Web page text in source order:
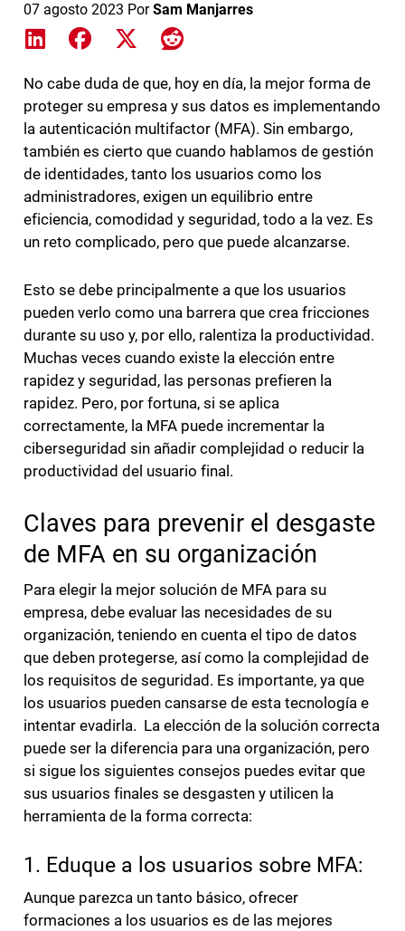
07 agosto 2023 PorSam Manjarres
Share on LinkedIn
Share on Facebook
Share on XShare on Reddit
No cabe duda de que, hoy en día, la mejor forma de
proteger su empresa y sus datos es implementando
la autenticación multifactor (MFA). Sin embargo,
también es cierto que cuando hablamos de gestión
de identidades, tanto los usuarios como los
administradores, exigen un equilibrio entre
eficiencia, comodidad y seguridad, todo a la vez. Es
un reto complicado, pero que puede alcanzarse.
Esto se debe principalmente a que los usuarios
pueden verlo como una barrera que crea fricciones
durante su uso y, por ello, ralentiza la productividad.
Muchas veces cuando existe la elección entre
rapidez y seguridad, las personas prefieren la
rapidez. Pero, por fortuna, si se aplica
correctamente, la MFA puede incrementar la
ciberseguridad sin añadir complejidad o reducir la
productividad del usuario final.
Claves para prevenir el desgaste
de MFA en su organización
Para elegir la mejor solución de MFA para su
empresa, debe evaluar las necesidades de su
organización, teniendo en cuenta el tipo de datos
que deben protegerse, así como la complejidad de
los requisitos de seguridad. Es importante, ya que
los usuarios pueden cansarse de esta tecnología e
intentar evadirla. La elección de la solución correcta
puede ser la diferencia para una organización, pero
si sigue los siguientes consejos puedes evitar que
sus usuarios finales se desgasten y utilicen la
herramienta de la forma correcta:
1. Eduque a los usuarios sobre MFA:
Aunque parezca un tanto básico, ofrecer
formaciones a los usuarios es de las mejores